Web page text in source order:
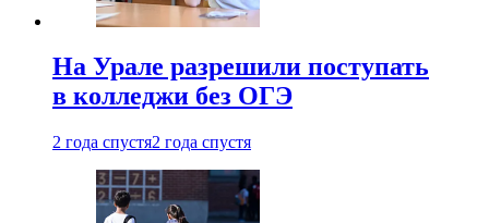
На Урале разрешили поступать
в колледжи без ОГЭ
2 года спустя2 года спустя